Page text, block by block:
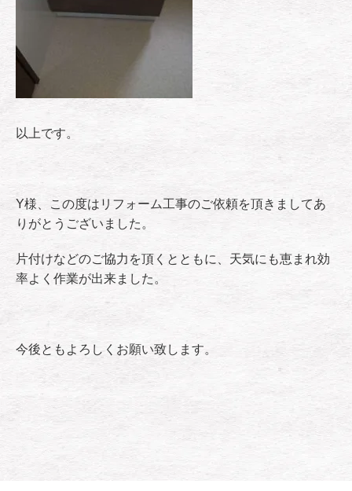
以上です。
Y様、この度はリフォーム工事のご依頼を頂きましてあ
りがとうございました。
片付けなどのご協力を頂くとともに、天気にも恵まれ効
率よく作業が出来ました。
今後ともよろしくお願い致します。